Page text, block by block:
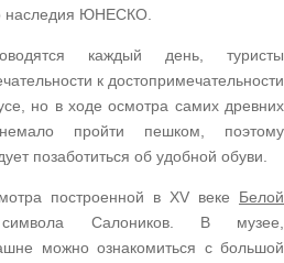
наследия ЮНЕСКО.
каждый день, туристы
к достопримечательности
но в ходе осмотра самих древних
пройти пешком, поэтому
позаботиться об удобной обуви.
построенной в XV веке Белой
Салоников. В музее,
можно ознакомиться с большой